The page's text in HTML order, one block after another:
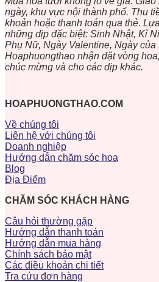
ngày, khu vực nội thành phố. Thu
khoản hoặc thanh toán qua thẻ.
những dịp đặc biệt: Sinh Nhật, Kỉ
Phụ Nữ, Ngày Valentine, Ngày của
Hoaphuongthao nhận đặt vòng
chúc mừng và cho các dịp khác.
HOAPHUONGTHAO.COM
Về chúng tôi
Liên hệ với chúng tôi
Doanh nghiệp
Hướng dẫn chăm sóc hoa
Blog
Địa Điểm
CHĂM SÓC KHÁCH HÀNG
Câu hỏi thường gặp
Hướng dẫn thanh toán
Hướng dẫn mua hàng
Chính sách bảo mật
Các điều khoản chi tiết
Tra cứu đơn hàng